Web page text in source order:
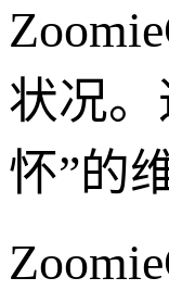
状况
怀”的